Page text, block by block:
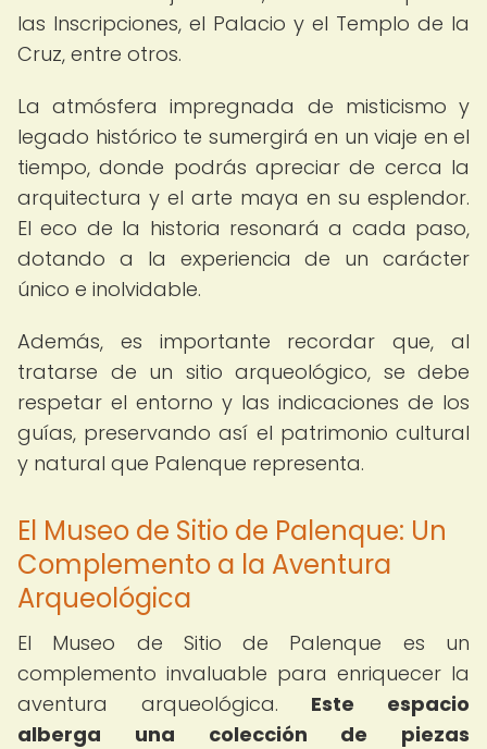
las Inscripciones, el Palacio y el Templo de la
Cruz, entre otros.
La atmósfera impregnada de misticismo y
legado histórico te sumergirá en un viaje en el
tiempo, donde podrás apreciar de cerca la
arquitectura y el arte maya en su esplendor.
El eco de la historia resonará a cada paso,
dotando a la experiencia de un carácter
único e inolvidable.
Además, es importante recordar que, al
tratarse de un sitio arqueológico, se debe
respetar el entorno y las indicaciones de los
guías, preservando así el patrimonio cultural
y natural que Palenque representa.
El Museo de Sitio de Palenque: Un
Complemento a la Aventura
Arqueológica
El Museo de Sitio de Palenque es un
complemento invaluable para enriquecer la
aventura arqueológica. Este espacio
alberga una colección de piezas